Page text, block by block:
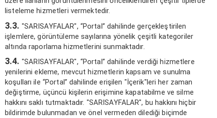
listeleme hizmetleri vermektedir.
3.3. "SARISAYFALAR", “Portal” dahilinde gerçekleştirilen
işlemlere, görüntüleme sayılarına yönelik çeşitli kategoriler
altında raporlama hizmetlerini sunmaktadır.
3.4. "SARISAYFALAR", “Portal” dahilinde verdiği hizmetlere
yenilerini ekleme, mevcut hizmetlerin kapsam ve sunulma
koşulları ile “Portal” dahilinde erişilen "İçerik"leri her zaman
değiştirme, üçüncü kişilerin erişimine kapatabilme ve silme
hakkını saklı tutmaktadır. "SARISAYFALAR", bu hakkını hiçbir
bildirimde bulunmadan ve önel vermeden dilediği biçimde